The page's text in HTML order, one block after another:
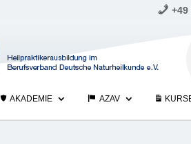
+49
AKADEMIE AZAV